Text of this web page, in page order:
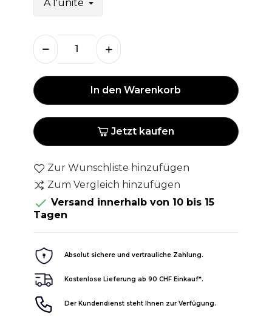
In den Warenkorb
Jetzt kaufen
Zur Wunschliste hinzufügen
Zum Vergleich hinzufügen
 Versand innerhalb von 10 bis 15
Tagen
Absolut sichere und vertrauliche Zahlung.
Kostenlose Lieferung ab 90 CHF Einkauf*.
Der Kundendienst steht Ihnen zur Verfügung.